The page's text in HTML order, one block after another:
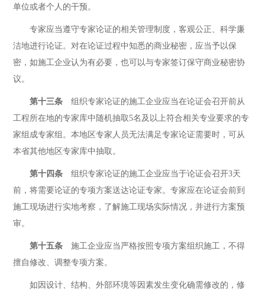
单位或者个人的干预。
专家应当遵守专家论证的相关管理制度，客观公正、科学廉
洁地进行论证。对在论证过程中知悉的商业秘密，应当予以保
密，如施工企业认为有必要，也可以与专家签订保守商业秘密协
议。
第十三条 组织专家论证的施工企业应当在论证会召开前从
工程所在地的专家库中随机抽取5名及以上符合相关专业要求的专
家组成专家组。本地区专家人员无法满足专家论证需要时，可从
本省其他地区专家库中抽取。
第十四条 组织专家论证的施工企业应当于论证会召开3天
前，将需要论证的专项方案送达论证专家。专家应在论证会前到
施工现场进行实地考察，了解施工现场实际情况，并进行方案预
审。
第十五条 施工企业应当严格按照专项方案组织施工，不得
擅自修改、调整专项方案。
如因设计、结构、外部环境等因素发生变化确需修改的，修